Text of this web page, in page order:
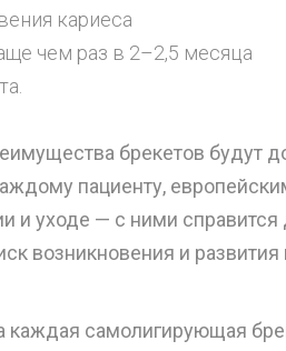
кариеса
чем раз в 2–2,5 месяца
брекетов
пациенту,
и уходе — с ними
возникновения и
самолигирующая